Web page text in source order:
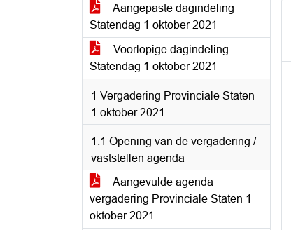
Aangepaste dagindeling
Statendag 1 oktober 2021
Voorlopige dagindeling
Statendag 1 oktober 2021
1 Vergadering Provinciale Staten
1 oktober 2021
1.1 Opening van de vergadering /
vaststellen agenda
Aangevulde agenda
vergadering Provinciale Staten 1
oktober 2021